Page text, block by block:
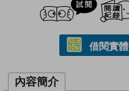
借閱實
內容簡介